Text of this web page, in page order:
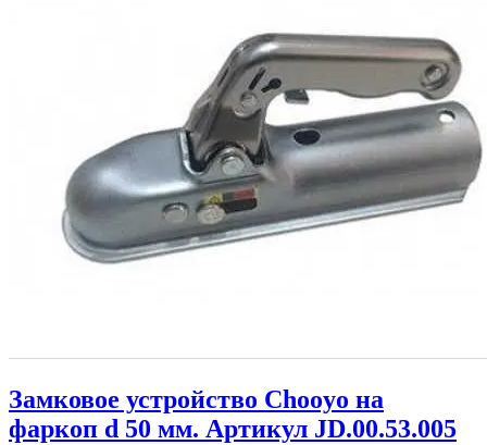
Замковое устройство Chooyo на
фаркоп d 50 мм. Артикул JD.00.53.005